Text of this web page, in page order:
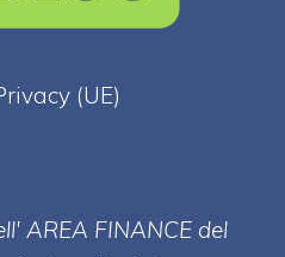
(UE)
AREA FINANCE del